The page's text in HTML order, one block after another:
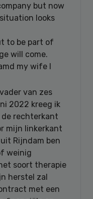
but now
looks
to be part of
will come.
my wife I
van zes
2022 kreeg ik
de rechterkant
mijn linkerkant
Rijndam ben
weinig
soort therapie
herstel zal
met een